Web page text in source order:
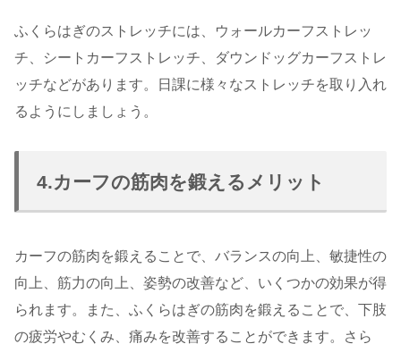
ふくらはぎのストレッチには、ウォールカーフストレッ
チ、シートカーフストレッチ、ダウンドッグカーフストレ
ッチなどがあります。日課に様々なストレッチを取り入れ
るようにしましょう。
4.カーフの筋肉を鍛えるメリット
カーフの筋肉を鍛えることで、バランスの向上、敏捷性の
向上、筋力の向上、姿勢の改善など、いくつかの効果が得
られます。また、ふくらはぎの筋肉を鍛えることで、下肢
の疲労やむくみ、痛みを改善することができます。さら